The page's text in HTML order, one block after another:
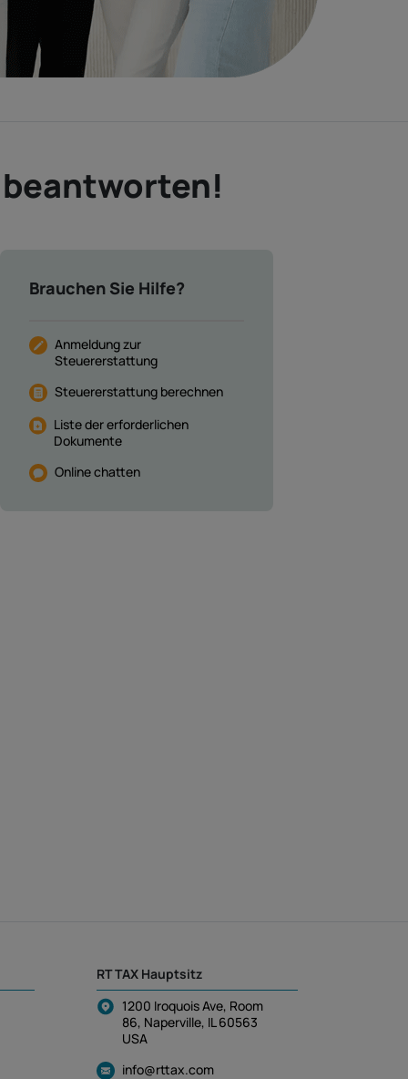
beantworten!
Brauchen Sie Hilfe?
Anmeldung zur
Steuererstattung
Steuererstattung berechnen
Liste der erforderlichen
Dokumente
Online chatten
RT TAX Hauptsitz
1200 Iroquois Ave, Room
86, Naperville, IL 60563
USA
info@rttax.com